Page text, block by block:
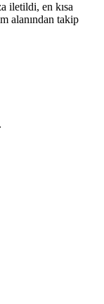
iletildi, en kısa
alanından takip